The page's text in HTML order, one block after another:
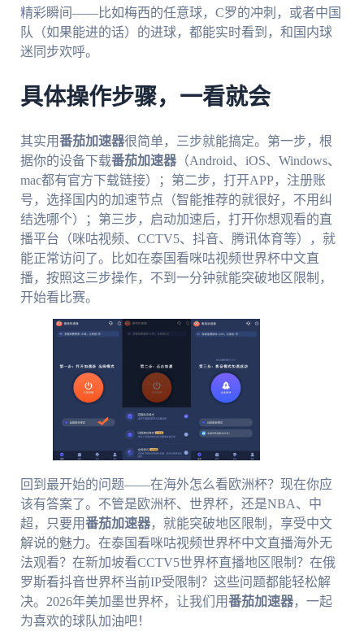
精彩瞬间——比如梅西的任意球，C罗的冲刺，或者中国
队（如果能进的话）的进球，都能实时看到，和国内球
迷同步欢呼。
具体操作步骤，一看就会
其实用番茄加速器很简单，三步就能搞定。第一步，根
据你的设备下载番茄加速器（Android、iOS、Windows、
mac都有官方下载链接）；第二步，打开APP，注册账
号，选择国内的加速节点（智能推荐的就很好，不用纠
结选哪个）；第三步，启动加速后，打开你想观看的直
播平台（咪咕视频、CCTV5、抖音、腾讯体育等），就
能正常访问了。比如在泰国看咪咕视频世界杯中文直
播，按照这三步操作，不到一分钟就能突破地区限制，
开始看比赛。
回到最开始的问题——在海外怎么看欧洲杯？现在你应
该有答案了。不管是欧洲杯、世界杯，还是NBA、中
超，只要用番茄加速器，就能突破地区限制，享受中文
解说的魅力。在泰国看咪咕视频世界杯中文直播海外无
法观看？在新加坡看CCTV5世界杯直播地区限制？在俄
罗斯看抖音世界杯当前IP受限制？这些问题都能轻松解
决。2026年美加墨世界杯，让我们用番茄加速器，一起
为喜欢的球队加油吧！